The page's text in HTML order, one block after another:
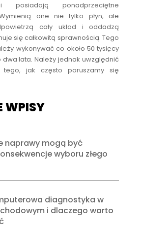
posiadają ponadprzeciętne
one nie tylko płyn, ale
cały układ i oddadzą
się całkowitą sprawnością. Tego
wykonywać co około 50 tysięcy
lata. Należy jednak uwzględnić
tego, jak często poruszamy się
WPISY
naprawy mogą być
wyboru złego
diagnostyka w
i dlaczego warto